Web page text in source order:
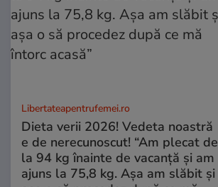
Libertateapentrufemei.ro
Dieta verii 2026! Vedeta noastră
e de nerecunoscut! “Am plecat de
la 94 kg înainte de vacanță și am
ajuns la 75,8 kg. Așa am slăbit și